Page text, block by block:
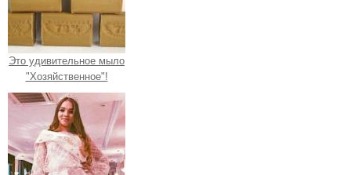
Это удивительное мыло
"Хозяйственное"!